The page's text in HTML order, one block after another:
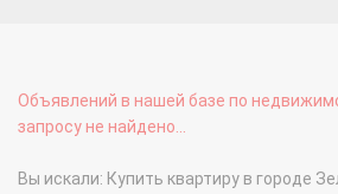
Объявлений в нашей базе по
запросу не найдено...
Вы искали: Купить квартиру в городе